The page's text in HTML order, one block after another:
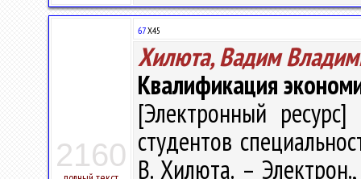
2160
67Х45
Хилюта, Вадим
Квалификация
[Электронный
студентов
В. Хилюта. –